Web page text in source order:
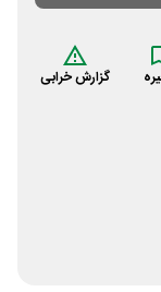
گزارش خرابی